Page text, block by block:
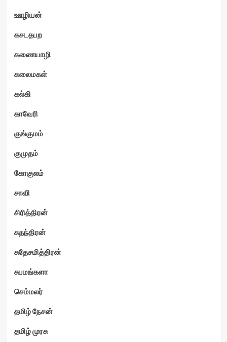
ஊழியன்
கசடதபற
கணையாழி
கலைமகள்
கல்கி
காவேரி
குங்குமம்
குமுதம்
கோகுலம்
சாவி
சிரித்திரன்
சுதந்திரன்
சுதேசமித்திரன்
சுபமங்களா
செம்மலர்
தமிழ் நேசன்
தமிழ் முரசு